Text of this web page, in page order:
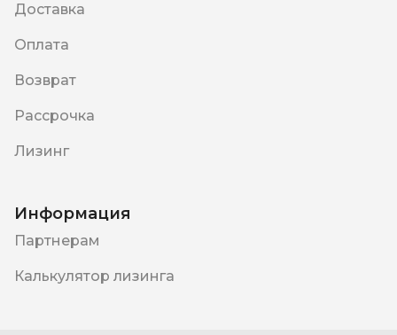
Доставка
Оплата
Возврат
Рассрочка
Лизинг
Информация
Партнерам
Калькулятор лизинга